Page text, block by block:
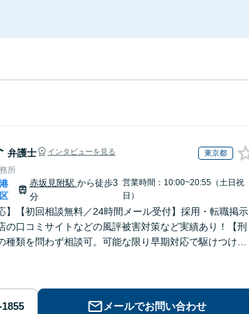
弁護士 インタビューを見る 東京都
所
港
赤坂見附駅 から徒歩3
分
営業時間：10:00~20:55（土日祝
日）
】【初回相談無料／24時間メール受付】採用・転職掲示
の口コミサイトなどの風評被害対策など実績あり！【刑
種類を問わず相談可。可能な限り早期対応で駆けつけサ
メールでお問い合わせ